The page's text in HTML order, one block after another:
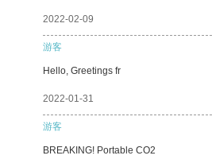
2022-02-09
游客
Hello, Greetings fr
2022-01-31
游客
BREAKING! Portable CO2